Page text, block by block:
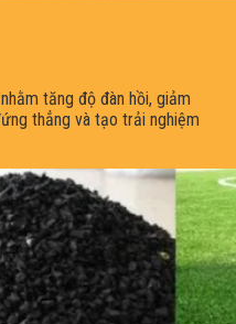
tăng độ đàn hồi, giảm
thẳng và tạo trải nghiệm